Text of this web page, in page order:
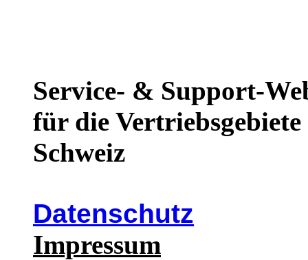
Service- & Support-
für die
Schweiz
Datenschutz
Impressum